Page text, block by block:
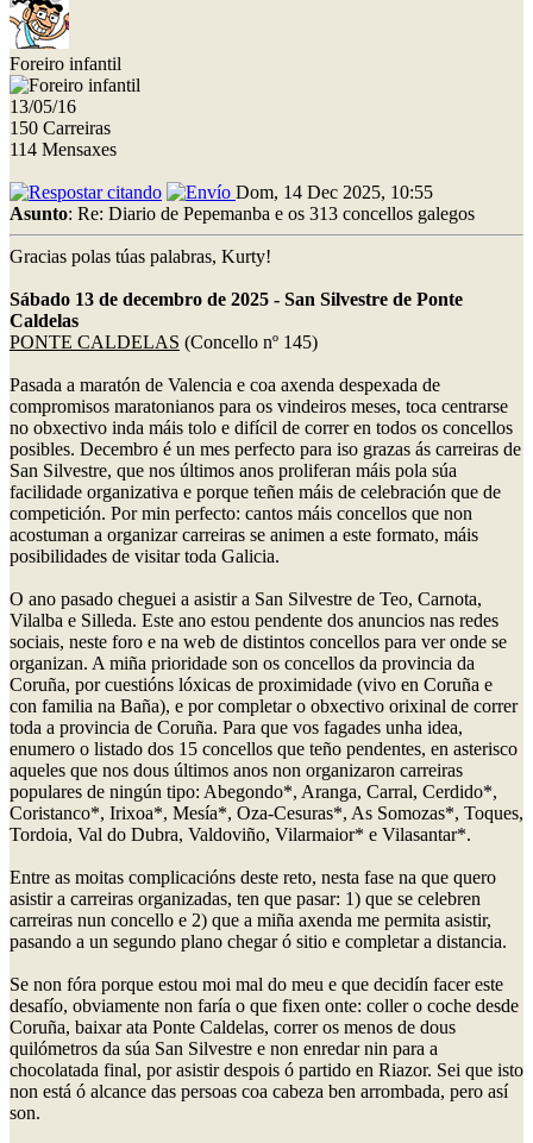
Foreiro infantil
13/05/16
150 Carreiras
114 Mensaxes
Dom, 14 Dec 2025, 10:55
Asunto: Re: Diario de Pepemanba e os 313 concellos galegos
Gracias polas túas palabras, Kurty!
Sábado 13 de decembro de 2025 - San Silvestre de Ponte
Caldelas
PONTE CALDELAS (Concello nº 145)
Pasada a maratón de Valencia e coa axenda despexada de
compromisos maratonianos para os vindeiros meses, toca centrarse
no obxectivo inda máis tolo e difícil de correr en todos os concellos
posibles. Decembro é un mes perfecto para iso grazas ás carreiras de
San Silvestre, que nos últimos anos proliferan máis pola súa
facilidade organizativa e porque teñen máis de celebración que de
competición. Por min perfecto: cantos máis concellos que non
acostuman a organizar carreiras se animen a este formato, máis
posibilidades de visitar toda Galicia.
O ano pasado cheguei a asistir a San Silvestre de Teo, Carnota,
Vilalba e Silleda. Este ano estou pendente dos anuncios nas redes
sociais, neste foro e na web de distintos concellos para ver onde se
organizan. A miña prioridade son os concellos da provincia da
Coruña, por cuestións lóxicas de proximidade (vivo en Coruña e
con familia na Baña), e por completar o obxectivo orixinal de correr
toda a provincia de Coruña. Para que vos fagades unha idea,
enumero o listado dos 15 concellos que teño pendentes, en asterisco
aqueles que nos dous últimos anos non organizaron carreiras
populares de ningún tipo: Abegondo*, Aranga, Carral, Cerdido*,
Coristanco*, Irixoa*, Mesía*, Oza-Cesuras*, As Somozas*, Toques,
Tordoia, Val do Dubra, Valdoviño, Vilarmaior* e Vilasantar*.
Entre as moitas complicacións deste reto, nesta fase na que quero
asistir a carreiras organizadas, ten que pasar: 1) que se celebren
carreiras nun concello e 2) que a miña axenda me permita asistir,
pasando a un segundo plano chegar ó sitio e completar a distancia.
Se non fóra porque estou moi mal do meu e que decidín facer este
desafío, obviamente non faría o que fixen onte: coller o coche desde
Coruña, baixar ata Ponte Caldelas, correr os menos de dous
quilómetros da súa San Silvestre e non enredar nin para a
chocolatada final, por asistir despois ó partido en Riazor. Sei que isto
non está ó alcance das persoas coa cabeza ben arrombada, pero así
son.